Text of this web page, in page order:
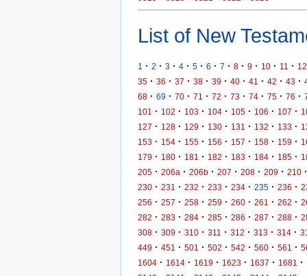
List of New
1 · 2 · 3 · 4 · 5 · 6 · 7 · 8 · 9 · 10 · 11 · 12
35 · 36 · 37 · 38 · 39 · 40 · 41 · 42 · 43 ·
68 · 69 · 70 · 71 · 72 · 73 · 74 · 75 · 76 ·
101
· 102 · 103 · 104 · 105 · 106 · 107 ·
127 · 128 · 129 · 130 · 131 · 132 · 133 ·
153 · 154 · 155 · 156 · 157 · 158 · 159 ·
179 · 180 · 181 · 182 · 183 · 184 · 185 ·
205 · 206a · 206b · 207 · 208 · 209 · 210 ·
230 · 231 · 232 · 233 · 234 · 235 · 236 ·
256 · 257 · 258 · 259 · 260 · 261 · 262 ·
282 · 283 · 284 · 285 · 286 · 287 · 288 ·
308 · 309 · 310 · 311 · 312 · 313 · 314 ·
449 · 451 · 501 · 502 · 542 · 560 · 561 ·
1604 · 1614 · 1619 · 1623 · 1637 · 1681 ·